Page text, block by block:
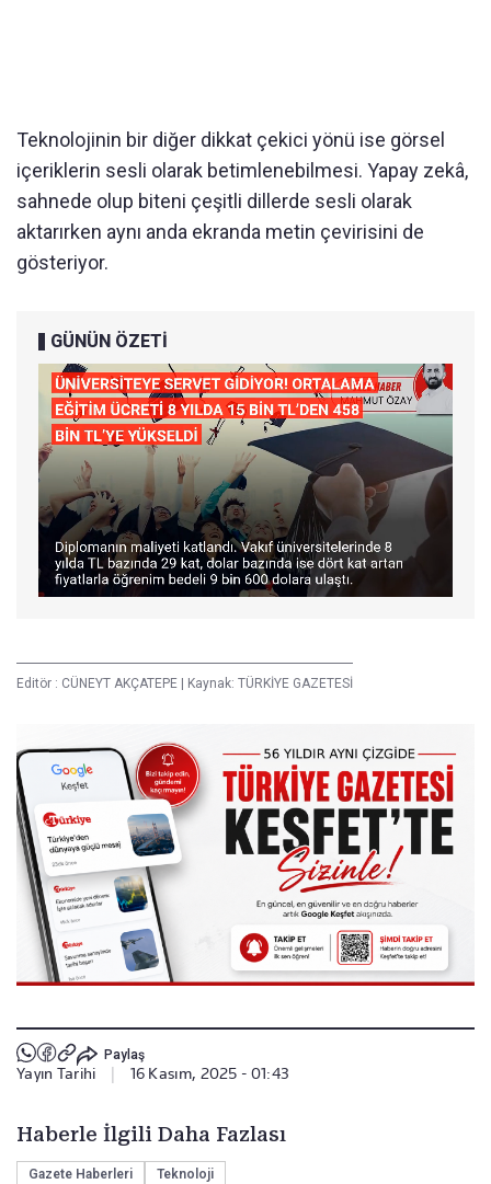
Teknolojinin bir diğer dikkat çekici yönü ise görsel
içeriklerin sesli olarak betimlenebilmesi. Yapay zekâ,
sahnede olup biteni çeşitli dillerde sesli olarak
aktarırken aynı anda ekranda metin çevirisini de
gösteriyor.
GÜNÜN ÖZETİ
Editör : CÜNEYT AKÇATEPE | Kaynak: TÜRKİYE GAZETESİ
Paylaş
Yayın Tarihi 16 Kasım, 2025 - 01:43
Haberle İlgili Daha Fazlası
Gazete Haberleri Teknoloji